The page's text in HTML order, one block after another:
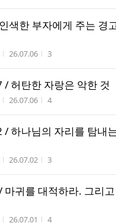
색한 부자에게 주는 경
작성시간
26.07.06 조회수
3
허탄한 자랑은 악한 것
작성시간
26.07.06 조회수
4
/ 하나님의 자리를 탐내
작성시간
26.07.02 조회수
3
귀를 대적하라. 그리
작성시간
26.07.01 조회수
4